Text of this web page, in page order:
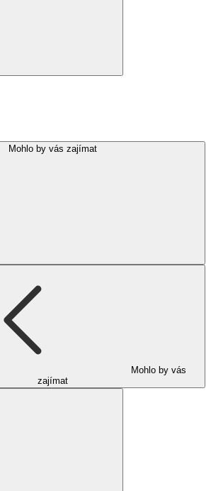
Mohlo by vás zajímat
Mohlo by vás
zajímat